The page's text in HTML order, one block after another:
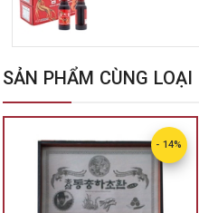
SẢN PHẨM CÙNG LOẠI
- 14%